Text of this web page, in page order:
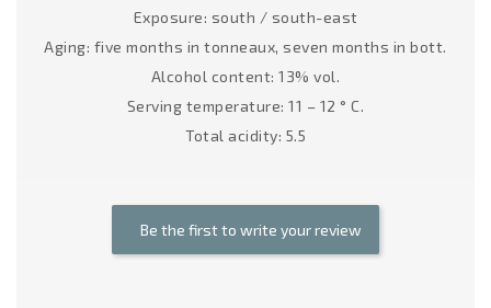
Exposure: south / south-east
Aging: five months in tonneaux, seven months in bott.
Alcohol content: 13% vol.
Serving temperature: 11 – 12 ° C.
Total acidity: 5.5
Be the first to write your review